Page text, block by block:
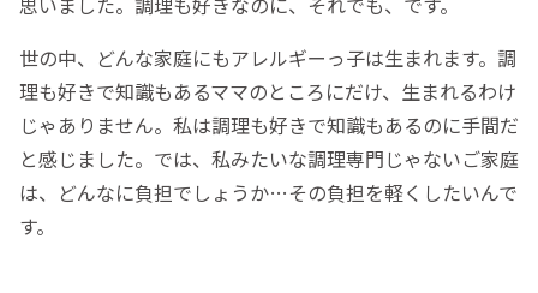
世の中、どんな家庭にもアレルギーっ子は生まれます。調
理も好きで知識もあるママのところにだけ、生まれるわけ
じゃありません。私は調理も好きで知識もあるのに手間だ
と感じました。では、私みたいな調理専門じゃないご家庭
は、どんなに負担でしょうか…その負担を軽くしたいんで
す。